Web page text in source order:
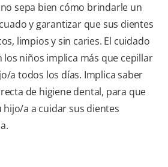
sepa bien cómo brindarle un
y garantizar que sus dientes
limpios y sin caries. El cuidado
los niños implica más que cepillar
a todos los días. Implica saber
de higiene dental, para que
hijo/a a cuidar sus dientes